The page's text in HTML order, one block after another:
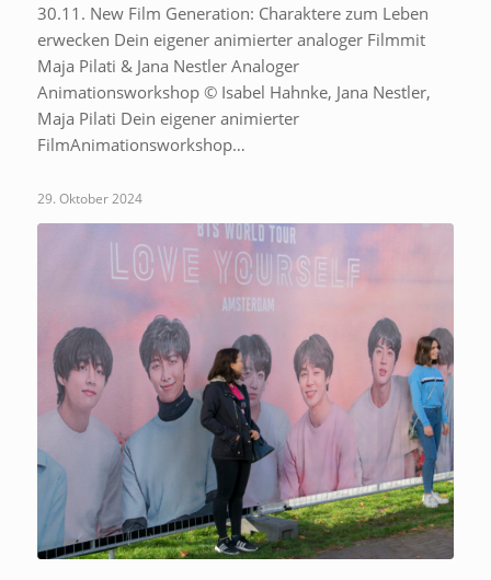
30.11. New Film Generation: Charaktere zum Leben
erwecken Dein eigener animierter analoger Filmmit
Maja Pilati & Jana Nestler Analoger
Animationsworkshop © Isabel Hahnke, Jana Nestler,
Maja Pilati Dein eigener animierter
FilmAnimationsworkshop…
29. Oktober 2024